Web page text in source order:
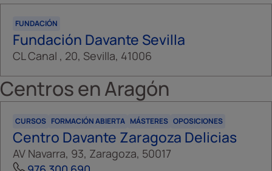
FUNDACIÓN
Fundación Davante Sevilla
CL Canal , 20, Sevilla, 41006
Centros enAragón
CURSOS FORMACIÓN ABIERTA MÁSTERES OPOSICIONES
Centro Davante Zaragoza Delicias
AV Navarra, 93, Zaragoza, 50017